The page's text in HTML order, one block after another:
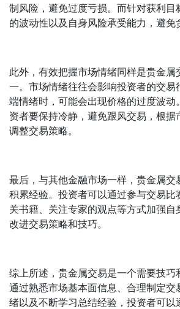
制风险，避免过度亏损。而针对获利目
的波动性以及自身风险承受能力，避免
此外，有效把握市场情绪同样是贵金属
一。市场情绪往往会影响投资者的交易
端情绪时，可能会出现价格的过度波动
资者要保持冷静，避免跟风交易，根据
调整交易策略。
最后，与其他金融市场一样，贵金属交
积累经验。投资者可以通过参与交易比
关书籍、关注专家的观点等方式加强自
改进交易策略和技巧。
综上所述，贵金属交易是一个需要技巧
通过熟悉市场基本面信息、合理制定交
绪以及不断学习总结经验，投资者可以